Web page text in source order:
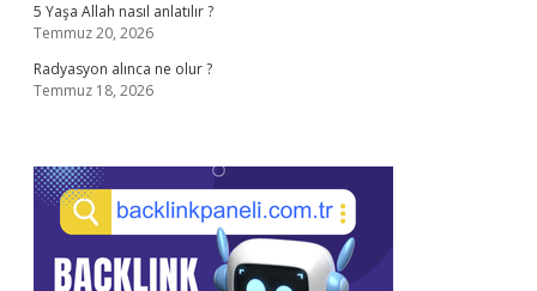
5 Yaşa Allah nasıl anlatılır ?
Temmuz 20, 2026
Radyasyon alınca ne olur ?
Temmuz 18, 2026